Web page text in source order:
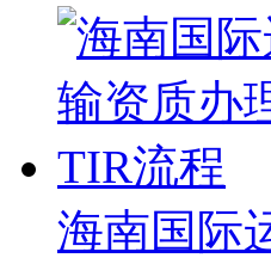
海南国际